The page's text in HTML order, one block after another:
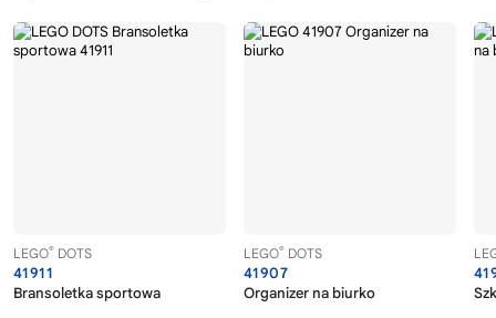
LEGO® DOTS
41911
Bransoletka sportowa
LEGO® DOTS
41907
Organizer na biurko